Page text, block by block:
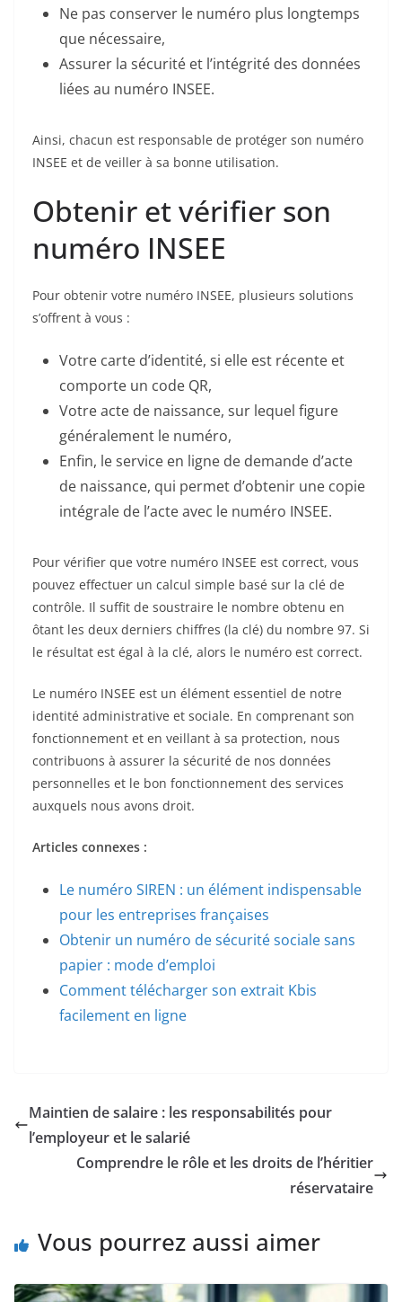
Ne pas conserver le numéro plus longtemps
que nécessaire,
Assurer la sécurité et l’intégrité des données
liées au numéro INSEE.
Ainsi, chacun est responsable de protéger son numéro
INSEE et de veiller à sa bonne utilisation.
Obtenir et vérifier son
numéro INSEE
Pour obtenir votre numéro INSEE, plusieurs solutions
s’offrent à vous :
Votre carte d’identité, si elle est récente et
comporte un code QR,
Votre acte de naissance, sur lequel figure
généralement le numéro,
Enfin, le service en ligne de demande d’acte
de naissance, qui permet d’obtenir une copie
intégrale de l’acte avec le numéro INSEE.
Pour vérifier que votre numéro INSEE est correct, vous
pouvez effectuer un calcul simple basé sur la clé de
contrôle. Il suffit de soustraire le nombre obtenu en
ôtant les deux derniers chiffres (la clé) du nombre 97. Si
le résultat est égal à la clé, alors le numéro est correct.
Le numéro INSEE est un élément essentiel de notre
identité administrative et sociale. En comprenant son
fonctionnement et en veillant à sa protection, nous
contribuons à assurer la sécurité de nos données
personnelles et le bon fonctionnement des services
auxquels nous avons droit.
Articles connexes :
Le numéro SIREN : un élément indispensable
pour les entreprises françaises
Obtenir un numéro de sécurité sociale sans
papier : mode d’emploi
Comment télécharger son extrait Kbis
facilement en ligne
Maintien de salaire : les responsabilités pour
l’employeur et le salarié
Comprendre le rôle et les droits de l’héritier
réservataire
Vous pourrez aussi aimer